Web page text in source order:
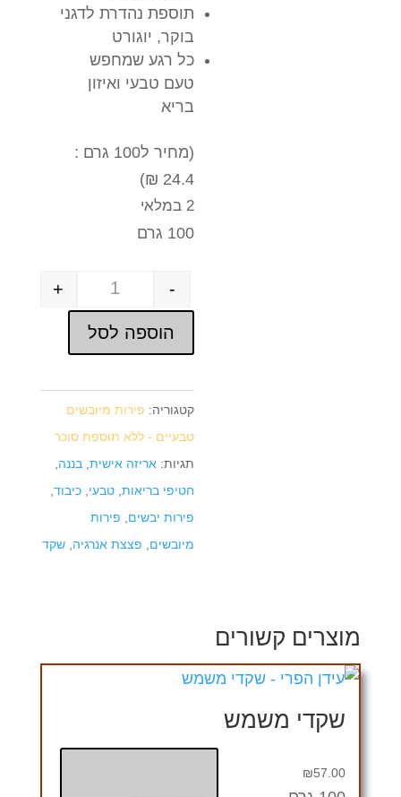
תוספת נהדרת לדגני
בוקר, יוגורט
כל רגע שמחפש
טעם טבעי ואיזון
בריא
(מחיר ל100 גרם :
24.4 ₪)
2 במלאי
100 גרם
-
+
הוספה לסל
קטגוריה: פירות מיובשים
טבעיים - ללא תוספת סוכר
תגיות: אריזה אישית ,בננה
חטיפי בריאות ,טבעי ,כיבוד
פירות יבשים
פירות
מיובשים
פצצת אנרגיה ,שקד
מוצרים קשורים
שקדי משמש
₪57.00